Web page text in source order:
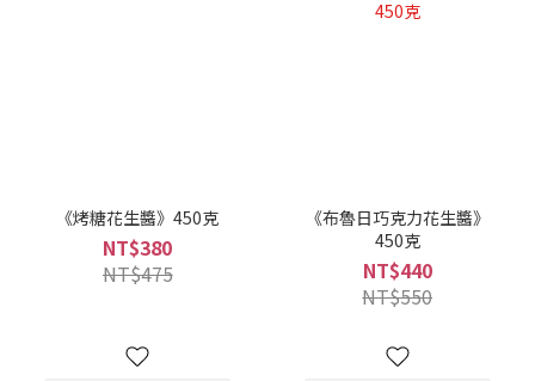
《烤糖花生醬》450克
NT$380
NT$475
《布魯日巧克力花生醬》
450克
NT$440
NT$550